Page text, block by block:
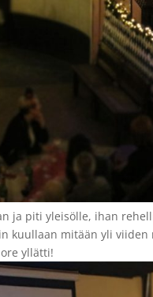
ja piti yleisölle, ihan
kuullaan mitään yli
yllätti!